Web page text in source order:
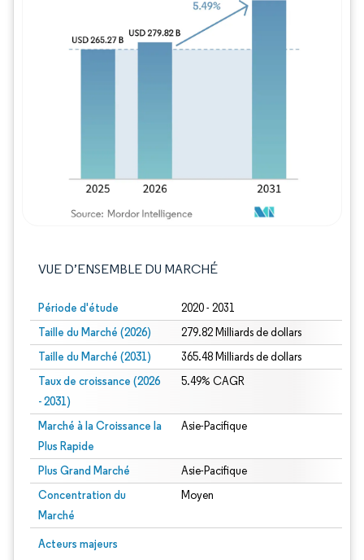
VUE D’ENSEMBLE DU MARCHÉ
Période d'étude 2020 - 2031
Taille du Marché (2026) 279.82 Milliards de dollars
Taille du Marché (2031) 365.48 Milliards de dollars
Taux de croissance (2026
- 2031)
5.49% CAGR
Marché à la Croissance la
Plus Rapide
Asie-Pacifique
Plus Grand Marché Asie-Pacifique
Concentration du
Marché
Moyen
Acteurs majeurs
Image © Mordor Intelligence. La réutilisation nécessite une attribution sous CC